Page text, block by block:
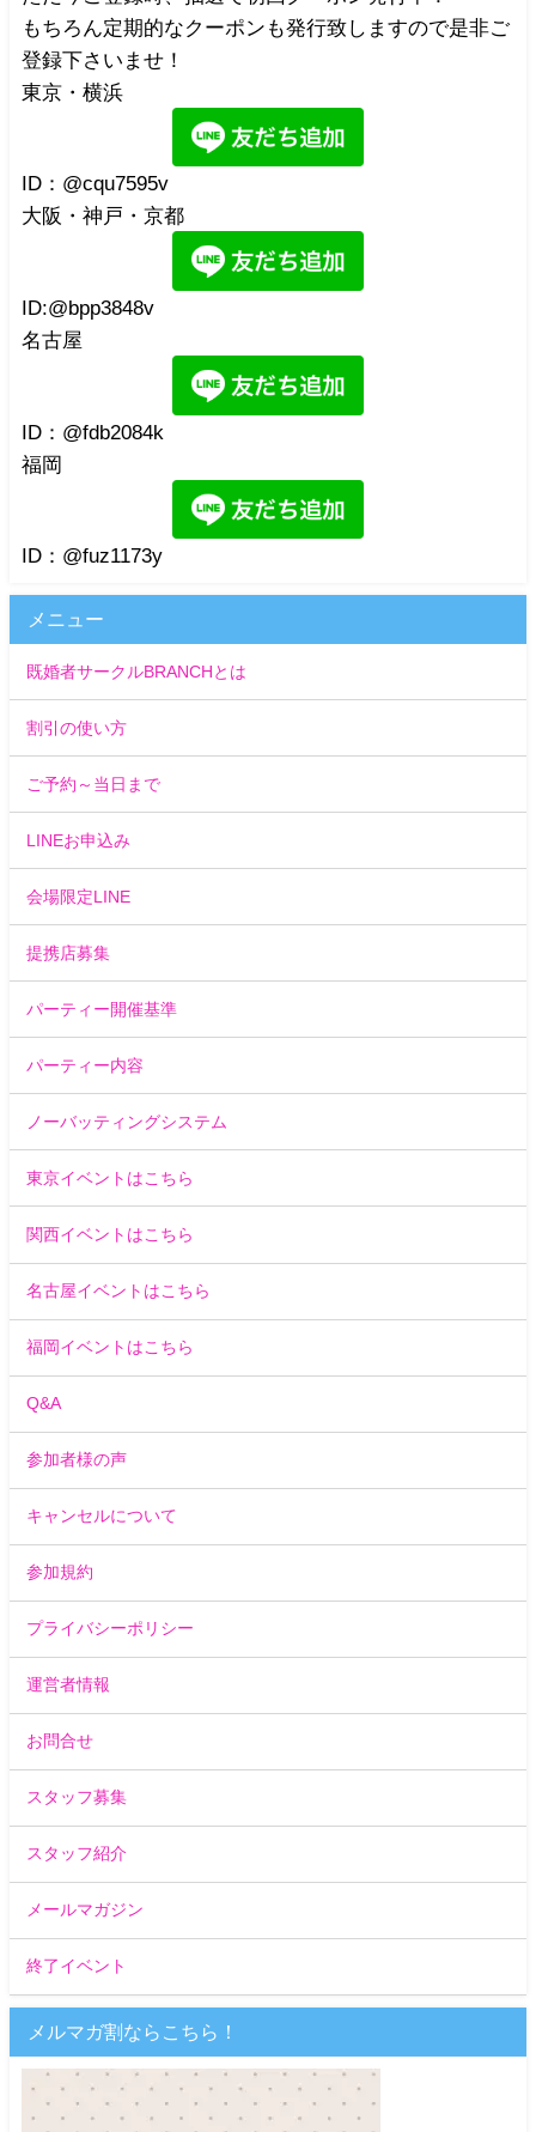
もちろん定期的なクーポンも発行致しますので是非ご
登録下さいませ！
東京・横浜
ID：@cqu7595v
大阪・神戸・京都
ID:@bpp3848v
名古屋
ID：@fdb2084k
福岡
ID：@fuz1173y
メニュー
既婚者サークルBRANCHとは
割引の使い方
ご予約～当日まで
LINEお申込み
会場限定LINE
提携店募集
パーティー開催基準
パーティー内容
ノーバッティングシステム
東京イベントはこちら
関西イベントはこちら
名古屋イベントはこちら
福岡イベントはこちら
Q&A
参加者様の声
キャンセルについて
参加規約
プライバシーポリシー
運営者情報
お問合せ
スタッフ募集
スタッフ紹介
メールマガジン
終了イベント
メルマガ割ならこちら！